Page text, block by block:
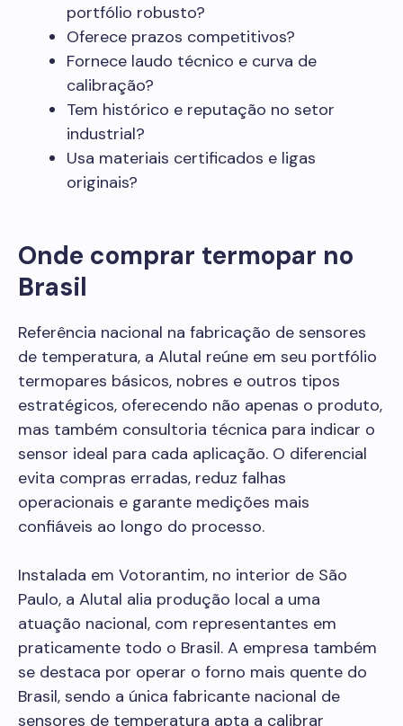
portfólio robusto?
Oferece prazos competitivos?
Fornece laudo técnico e curva de
calibração?
Tem histórico e reputação no setor
industrial?
Usa materiais certificados e ligas
originais?
Onde comprar termopar no
Brasil
Referência nacional na fabricação de sensores
de temperatura, a Alutal reúne em seu portfólio
termopares básicos, nobres e outros tipos
estratégicos, oferecendo não apenas o produto,
mas também consultoria técnica para indicar o
sensor ideal para cada aplicação. O diferencial
evita compras erradas, reduz falhas
operacionais e garante medições mais
confiáveis ao longo do processo.
Instalada em Votorantim, no interior de São
Paulo, a Alutal alia produção local a uma
atuação nacional, com representantes em
praticamente todo o Brasil. A empresa também
se destaca por operar o forno mais quente do
Brasil, sendo a única fabricante nacional de
sensores de temperatura apta a calibrar